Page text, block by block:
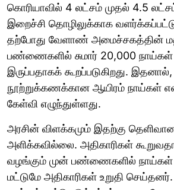
கொரியாவில் 4 லட்சம் முதல் 4.5
இறைச்சி தொழிலுக்காக
தற்போது வேளாண் அமைச்சகத்தின்
பண்ணைகளில் சுமார் 20,000 நாய்கள்
இருப்பதாகக் கூறப்படுகிறது.
நூற்றுக்கணக்கான ஆயிரம் நாய்கள்
கேள்வி எழுந்துள்ளது.
அரசின் விளக்கமும் இதற்கு
அளிக்கவில்லை. அதிகாரிகள்
வழங்கும் முன் பண்ணைகளில்
மட்டுமே அதிகாரிகள் உறுதி